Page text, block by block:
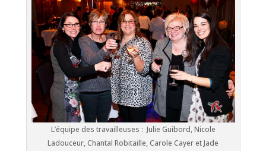
L’équipe des travailleuses : Julie Guibord, Nicole
Ladouceur, Chantal Robitaille, Carole Cayer et Jade